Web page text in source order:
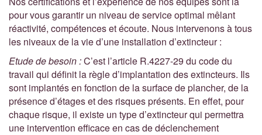
pour vous garantir un niveau de service optimal mêlant
réactivité, compétences et écoute. Nous intervenons à tous
les niveaux de la vie d’une installation d’extincteur :
Etude de besoin :C’est l’article R.4227-29 du code du
travail qui définit la règle d’implantation des extincteurs. Ils
sont implantés en fonction de la surface de plancher, de la
présence d’étages et des risques présents. En effet, pour
chaque risque, il existe un type d’extincteur qui permettra
une intervention efficace en cas de déclenchement